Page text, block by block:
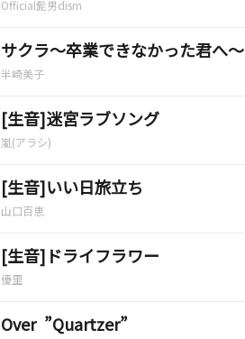
Official髭男dism
サクラ～卒業できなかった君へ～
半崎美子
[生音]迷宮ラブソング
嵐(アラシ)
[生音]いい日旅立ち
山口百恵
[生音]ドライフラワー
優里
Over ”Quartzer”